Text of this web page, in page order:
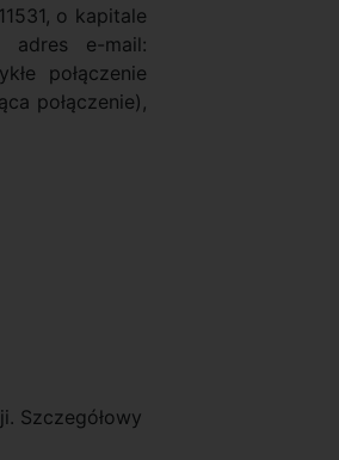
o kapitale
adres e-mail:
połączenie
połączenie),
Szczegółowy